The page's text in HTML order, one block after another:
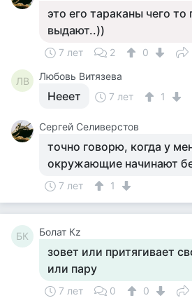
это его тараканы чего то
выдают..))
7 лет 2 0
ЛВ Любовь Витязева
Нееет 7 лет 1
Сергей Селиверстов
точно говорю, когда у
окружающие начинают
7 лет 1
БК Болат Кz
зовет или притягивает
или пару
7 лет 0 0